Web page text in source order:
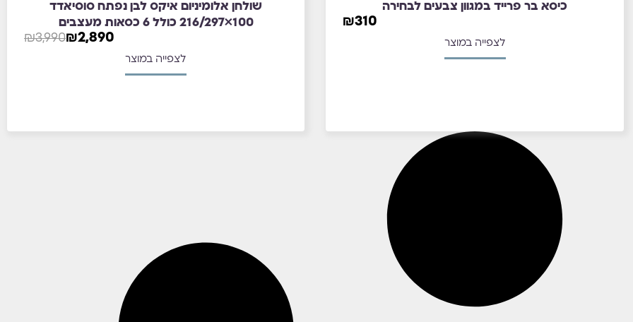
כיסא בר פרייד במגוון צבעים לבחירה
₪310
לצפייה במוצר
שולחן אלומיניום איקס לבן נפתח סוסיאדד
100×216/297 כולל 6 כסאות מעצבים
₪3,990₪2,890
לצפייה במוצר